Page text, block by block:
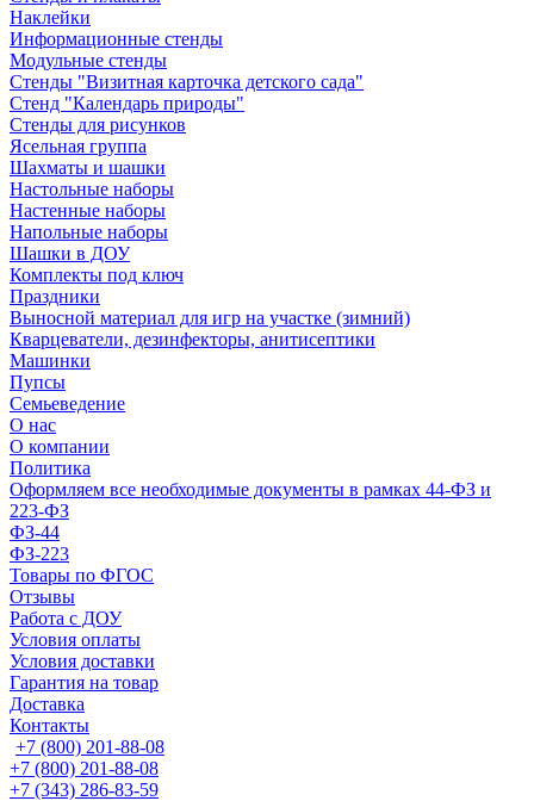
Наклейки
Информационные стенды
Модульные стенды
Стенды "Визитная карточка детского сада"
Стенд "Календарь природы"
Стенды для рисунков
Ясельная группа
Шахматы и шашки
Настольные наборы
Настенные наборы
Напольные наборы
Шашки в ДОУ
Комплекты под ключ
Праздники
Выносной материал для игр на участке (зимний)
Кварцеватели, дезинфекторы, анитисептики
Машинки
Пупсы
Семьеведение
О нас
О компании
Политика
Оформляем все необходимые документы в рамках 44-ФЗ и
223-ФЗ
ФЗ-44
ФЗ-223
Товары по ФГОС
Отзывы
Работа с ДОУ
Условия оплаты
Условия доставки
Гарантия на товар
Доставка
Контакты
+7 (800) 201-88-08
+7 (800) 201-88-08
+7 (343) 286-83-59